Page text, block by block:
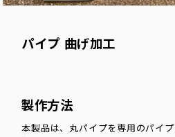
パイプ 曲げ加工
製作方法
本製品は、丸パイプを専用のパイ